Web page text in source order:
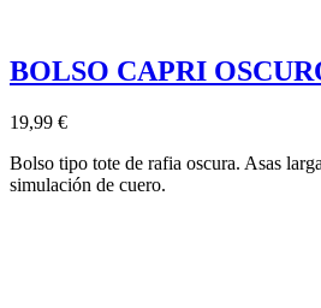
BOLSO CAPRI
19,99 €
Bolso tipo tote de rafia oscura. Asas
simulación de cuero.